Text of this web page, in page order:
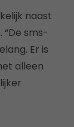
naast
sms-
Er is
alleen